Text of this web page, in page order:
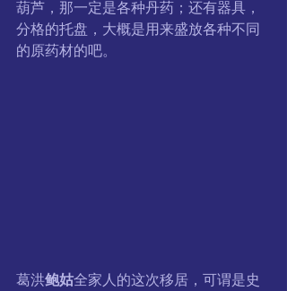
葫芦，那一定是各种丹药；还有器具，
分格的托盘，大概是用来盛放各种不同
的原药材的吧。
葛洪鲍姑全家人的这次移居，可谓是史